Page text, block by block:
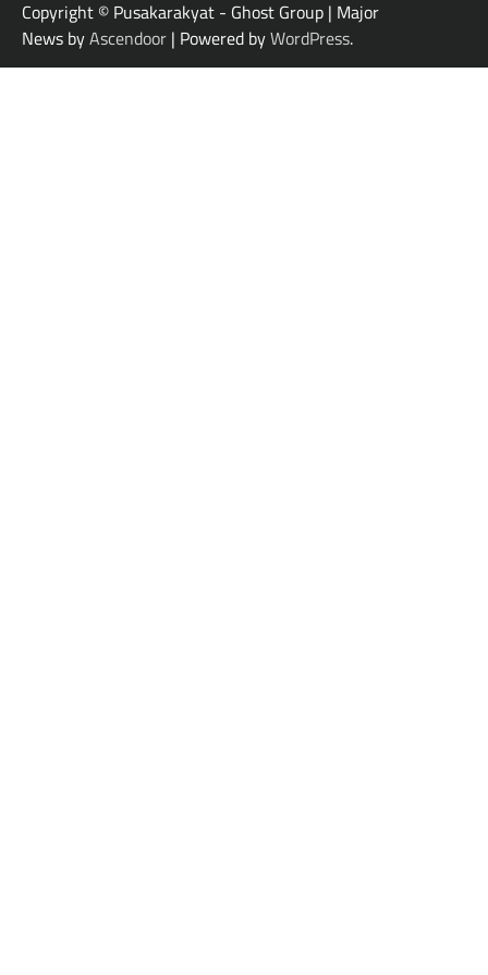
Copyright © Pusakarakyat - Ghost Group | Major
News byAscendoor | Powered byWordPress.